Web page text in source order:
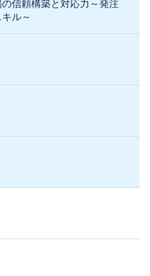
信頼構築と対応力～発注
ル～